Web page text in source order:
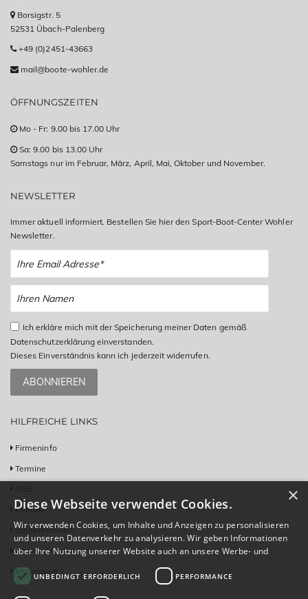
Borsigstr. 5
52531 Übach-Palenberg
+49 (0)2451-43663
mail@boote-wohler.de
ÖFFNUNGSZEITEN
Mo - Fr: 9.00 bis 17.00 Uhr
Sa: 9.00 bis 13.00 Uhr
Samstags nur im Februar, März, April, Mai, Oktober und November.
NEWSLETTER
Immer aktuell informiert. Bestellen Sie hier den Sport-Boot-Center Wohler
Newsletter.
Ich erkläre mich mit der Speicherung meiner Daten gemäß
Datenschutzerklärung einverstanden.
Dieses Einverständnis kann ich jederzeit widerrufen.
ABONNIEREN
HILFREICHE LINKS
Firmeninfo
Termine
Kontakt
Barrierefreiheit
Datenschutz
Impressum
×
Diese Webseite verwendet Cookies.
Wir verwenden Cookies, um Inhalte und Anzeigen zu personalisieren
und unseren Datenverkehr zu analysieren. Wir geben Informationen
über Ihre Nutzung unserer Website auch an unsere Werbe- und
Informationen kombinieren, die Sie ihnen bereitgestellt haben oder
UNBEDINGT ERFORDERLICH PERFORMANCE